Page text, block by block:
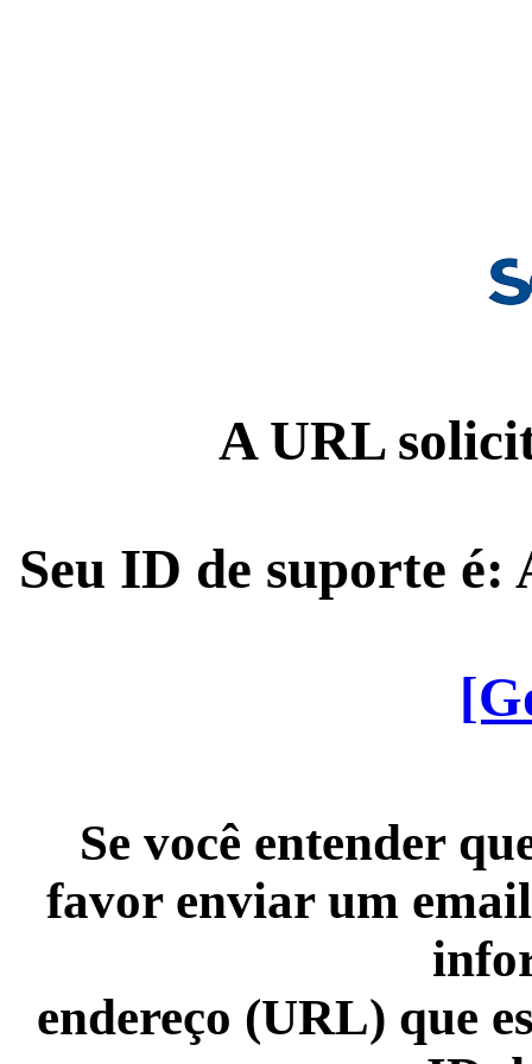
A URL
Seu ID de suporte é:
Se você entender
favor enviar um
endereço (URL) que